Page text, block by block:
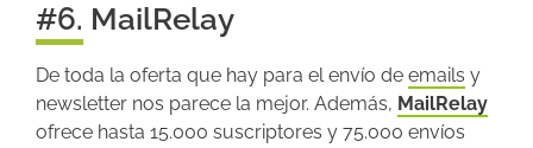
#6. MailRelay
De toda la oferta que hay para el envío de emails y
newsletter nos parece la mejor. Además, MailRelay
ofrece hasta 15.000 suscriptores y 75.000 envíos